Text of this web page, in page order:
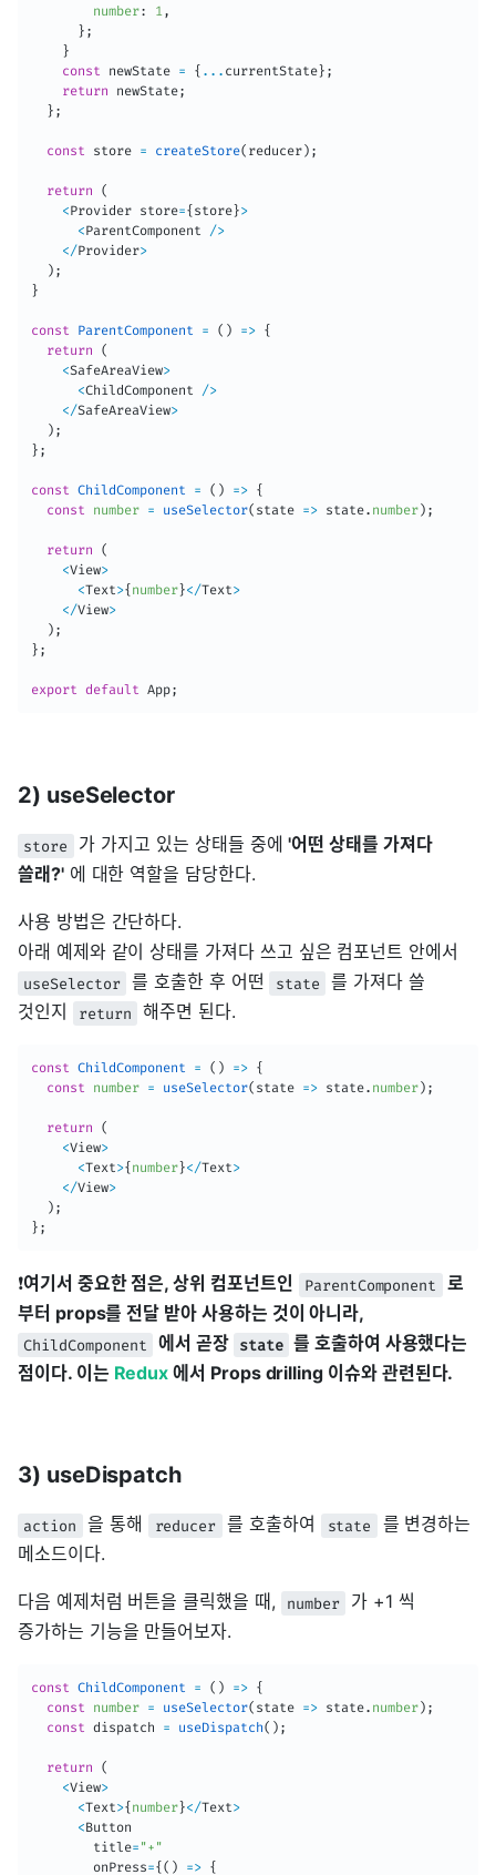
number: 1,
} ;
}
const newState = { ... currentState } ;
return newState;
} ;
const store = createStore( reducer ) ;
return
(
<Provider store={ store }>
<ParentComponent />
</Provider>
) ;
}
const ParentComponent = ( ) => {
return
(
<SafeAreaView>
<ChildComponent />
</SafeAreaView>
) ;
} ;
const ChildComponent = ( ) => {
const
number = useSelector( state => state. number ) ;
return
(
<View>
<Text>{ number }</Text>
</View>
) ;
} ;
export default App;
2) useSelector
store 가 가지고 있는 상태들 중에'어떤 상태를 가져다
쓸래?'에 대한 역할을 담당한다.
사용 방법은 간단하다.
아래 예제와 같이 상태를 가져다 쓰고 싶은 컴포넌트 안에서
useSelector 를 호출한 후 어떤 state
를 가져다 쓸
것인지
return 해주면 된다.
const ChildComponent = ( ) => {
const
number = useSelector( state => state. number ) ;
return
(
<View>
<Text>{ number }</Text>
</View>
) ;
} ;
❗️여기서 중요한 점은, 상위 컴포넌트인 ParentComponent
로
부터 props를 전달 받아 사용하는 것이 아니라,
ChildComponent 에서 곧장 state 를 호출하여 사용했다는
점이다. 이는 Redux 에서 Props drilling 이슈와 관련된다.
3) useDispatch
action 을 통해 reducer 를 호출하여 state
를 변경하는
메소드이다.
다음 예제처럼 버튼을 클릭했을 때, number
가 +1 씩
증가하는 기능을 만들어보자.
const ChildComponent = ( ) => {
const
number = useSelector( state => state. number ) ;
const dispatch = useDispatch( ) ;
return
(
<View>
<Text>{ number }</Text>
<Button
        title
= "+"
        onPress
={ ( ) => {